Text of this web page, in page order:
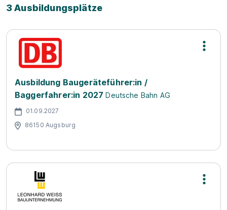
3 Ausbildungsplätze
Ausbildung Baugeräteführer:in /
Baggerfahrer:in 2027 Deutsche Bahn AG
01.09.2027
86150 Augsburg